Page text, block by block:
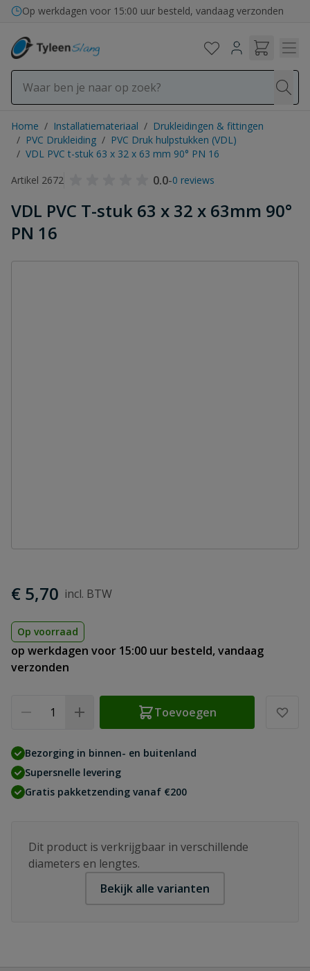
Ga naar de inhoud
Op werkdagen voor 15:00 uur besteld, vandaag verzonden
Home / Installatiemateriaal / Drukleidingen & fittingen
/ PVC Drukleiding / PVC Druk hulpstukken (VDL)
/ VDL PVC t-stuk 63 x 32 x 63 mm 90° PN 16
Artikel 2672
0.0-0 reviews
VDL PVC T-stuk 63 x 32 x 63mm 90°
PN 16
€ 5,70
Op voorraad
op werkdagen voor 15:00 uur besteld, vandaag
verzonden
Toevoegen
Bezorging in binnen- en buitenland
Supersnelle levering
Gratis pakketzending vanaf €200
Dit product is verkrijgbaar in verschillende
diameters en lengtes.
Bekijk alle varianten